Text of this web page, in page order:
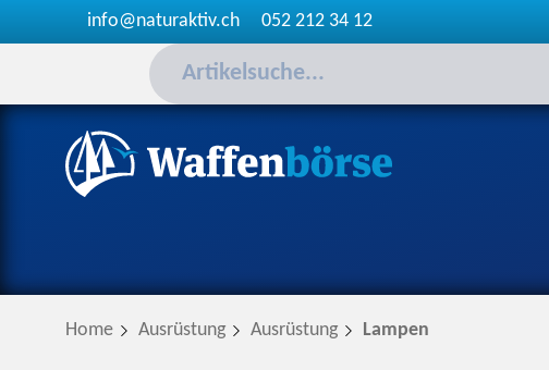
info@naturaktiv.ch 052 212 34 12
Home Ausrüstung Ausrüstung Lampen